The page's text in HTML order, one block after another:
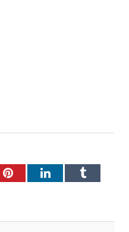
PinterestLinkedInTumblr